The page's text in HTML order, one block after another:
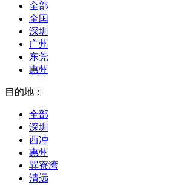
全部
全国
深圳
广州
东莞
惠州
目的地：
全部
深圳
西冲
惠州
巽寮湾
清远